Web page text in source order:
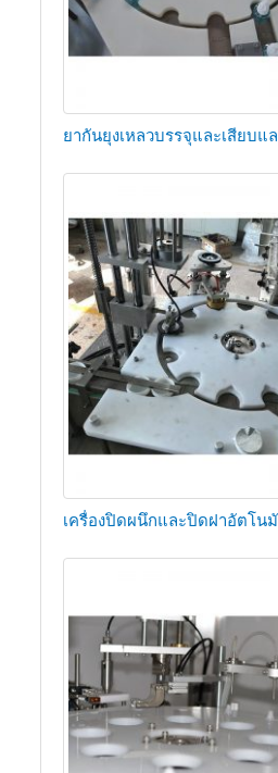
ยากันยุงเหลวบรรจุและเสียบแ
เครื่องปิดผนึกและปิดฝาอัตโน